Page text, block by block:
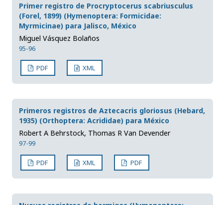
Primer registro de Procryptocerus scabriusculus
(Forel, 1899) (Hymenoptera: Formicidae:
Myrmicinae) para Jalisco, México
Miguel Vásquez Bolaños
95-96
PDF XML
Primeros registros de Aztecacris gloriosus (Hebard,
1935) (Orthoptera: Acrididae) para México
Robert A Behrstock, Thomas R Van Devender
97-99
PDF XML PDF